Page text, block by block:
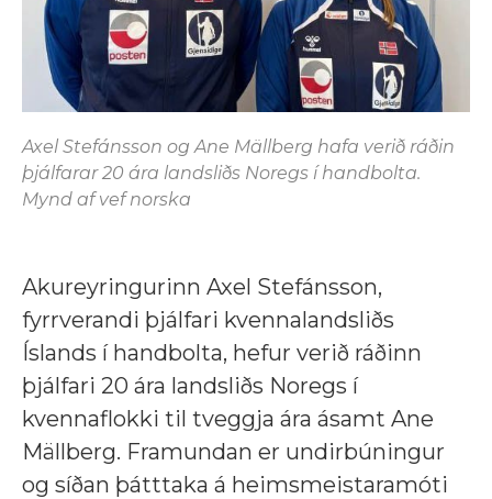
Axel Stefánsson og Ane Mällberg hafa verið ráðin
þjálfarar 20 ára landsliðs Noregs í handbolta.
Mynd af vef norska
Akureyringurinn Axel Stefánsson,
fyrrverandi þjálfari kvennalandsliðs
Íslands í handbolta, hefur verið ráðinn
þjálfari 20 ára landsliðs Noregs í
kvennaflokki til tveggja ára ásamt Ane
Mällberg. Framundan er undirbúningur
og síðan þátttaka á heimsmeistaramóti